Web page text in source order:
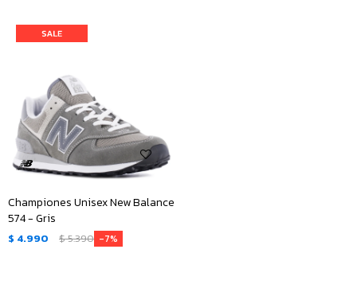
Championes Unisex New Balance
574 - Gris
$ 4.990 $5.390 7